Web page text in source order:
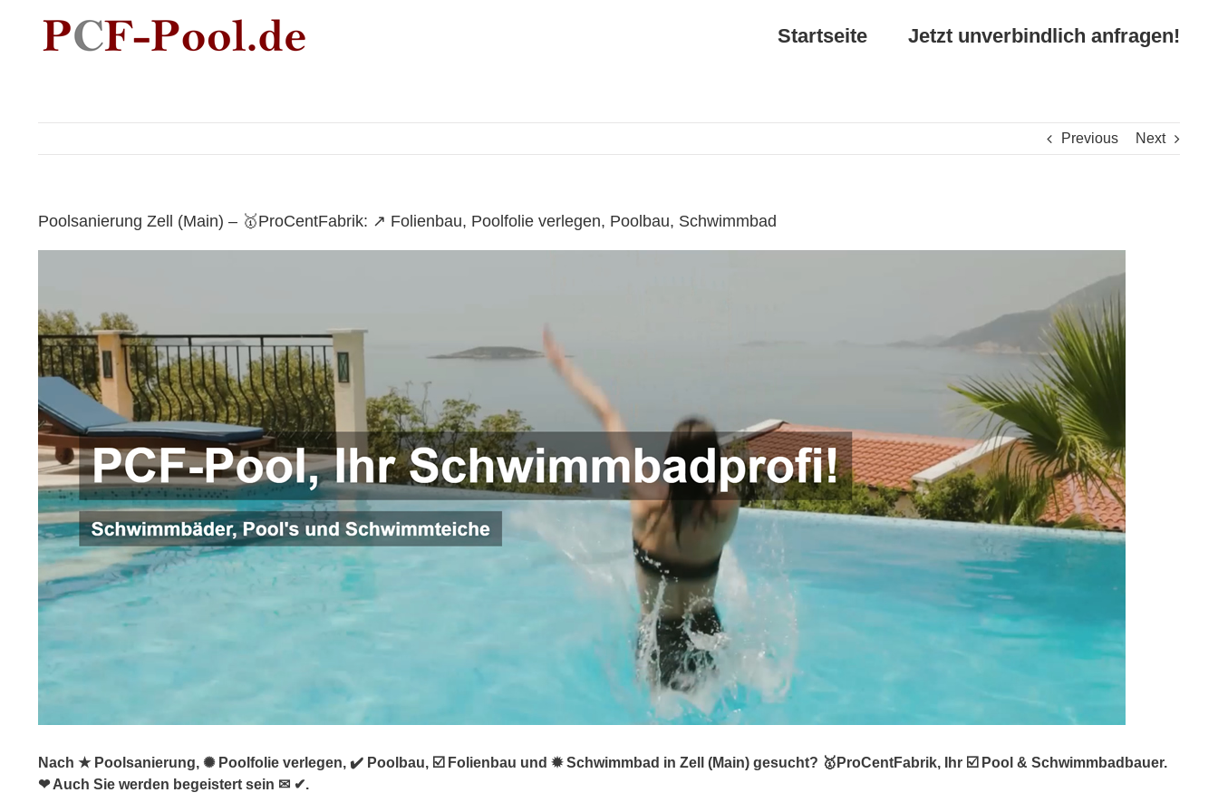
content
Startseite Jetzt unverbindlich anfragen!
Previous Next
Poolsanierung Zell (Main) – 🥇ProCentFabrik: ↗️ Folienbau, Poolfolie verlegen, Poolbau, Schwimmbad
Nach ★ Poolsanierung, ✺ Poolfolie verlegen, ✔️ Poolbau, ☑️ Folienbau und ✹ Schwimmbad in Zell (Main) gesucht? 🥇ProCentFabrik, Ihr ☑️ Pool & Schwimmbadbauer.
❤ Auch Sie werden begeistert sein ✉ ✔.